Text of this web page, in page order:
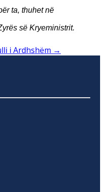
ta, thuhet në
së Kryeministrit.
i Ardhshëm →